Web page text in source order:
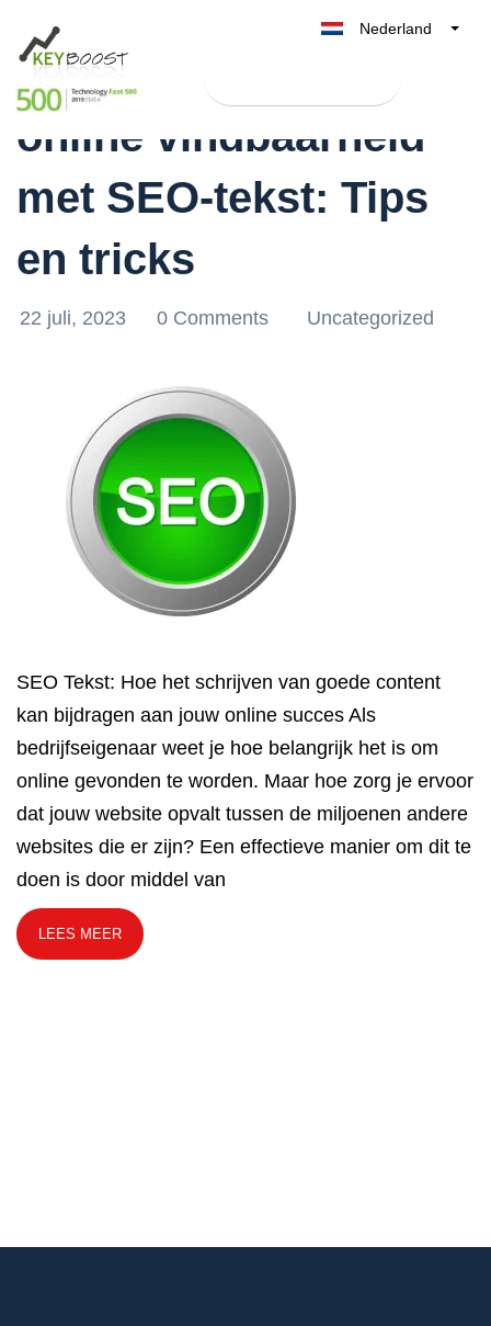
Nederland
België
UK
Optimaliseer jouw
online vindbaarheid
met SEO-tekst: Tips
en tricks
22 juli, 2023 0 Comments Uncategorized
SEO Tekst: Hoe het schrijven van goede content
kan bijdragen aan jouw online succes Als
bedrijfseigenaar weet je hoe belangrijk het is om
online gevonden te worden. Maar hoe zorg je ervoor
dat jouw website opvalt tussen de miljoenen andere
websites die er zijn? Een effectieve manier om dit te
doen is door middel van
LEES MEER